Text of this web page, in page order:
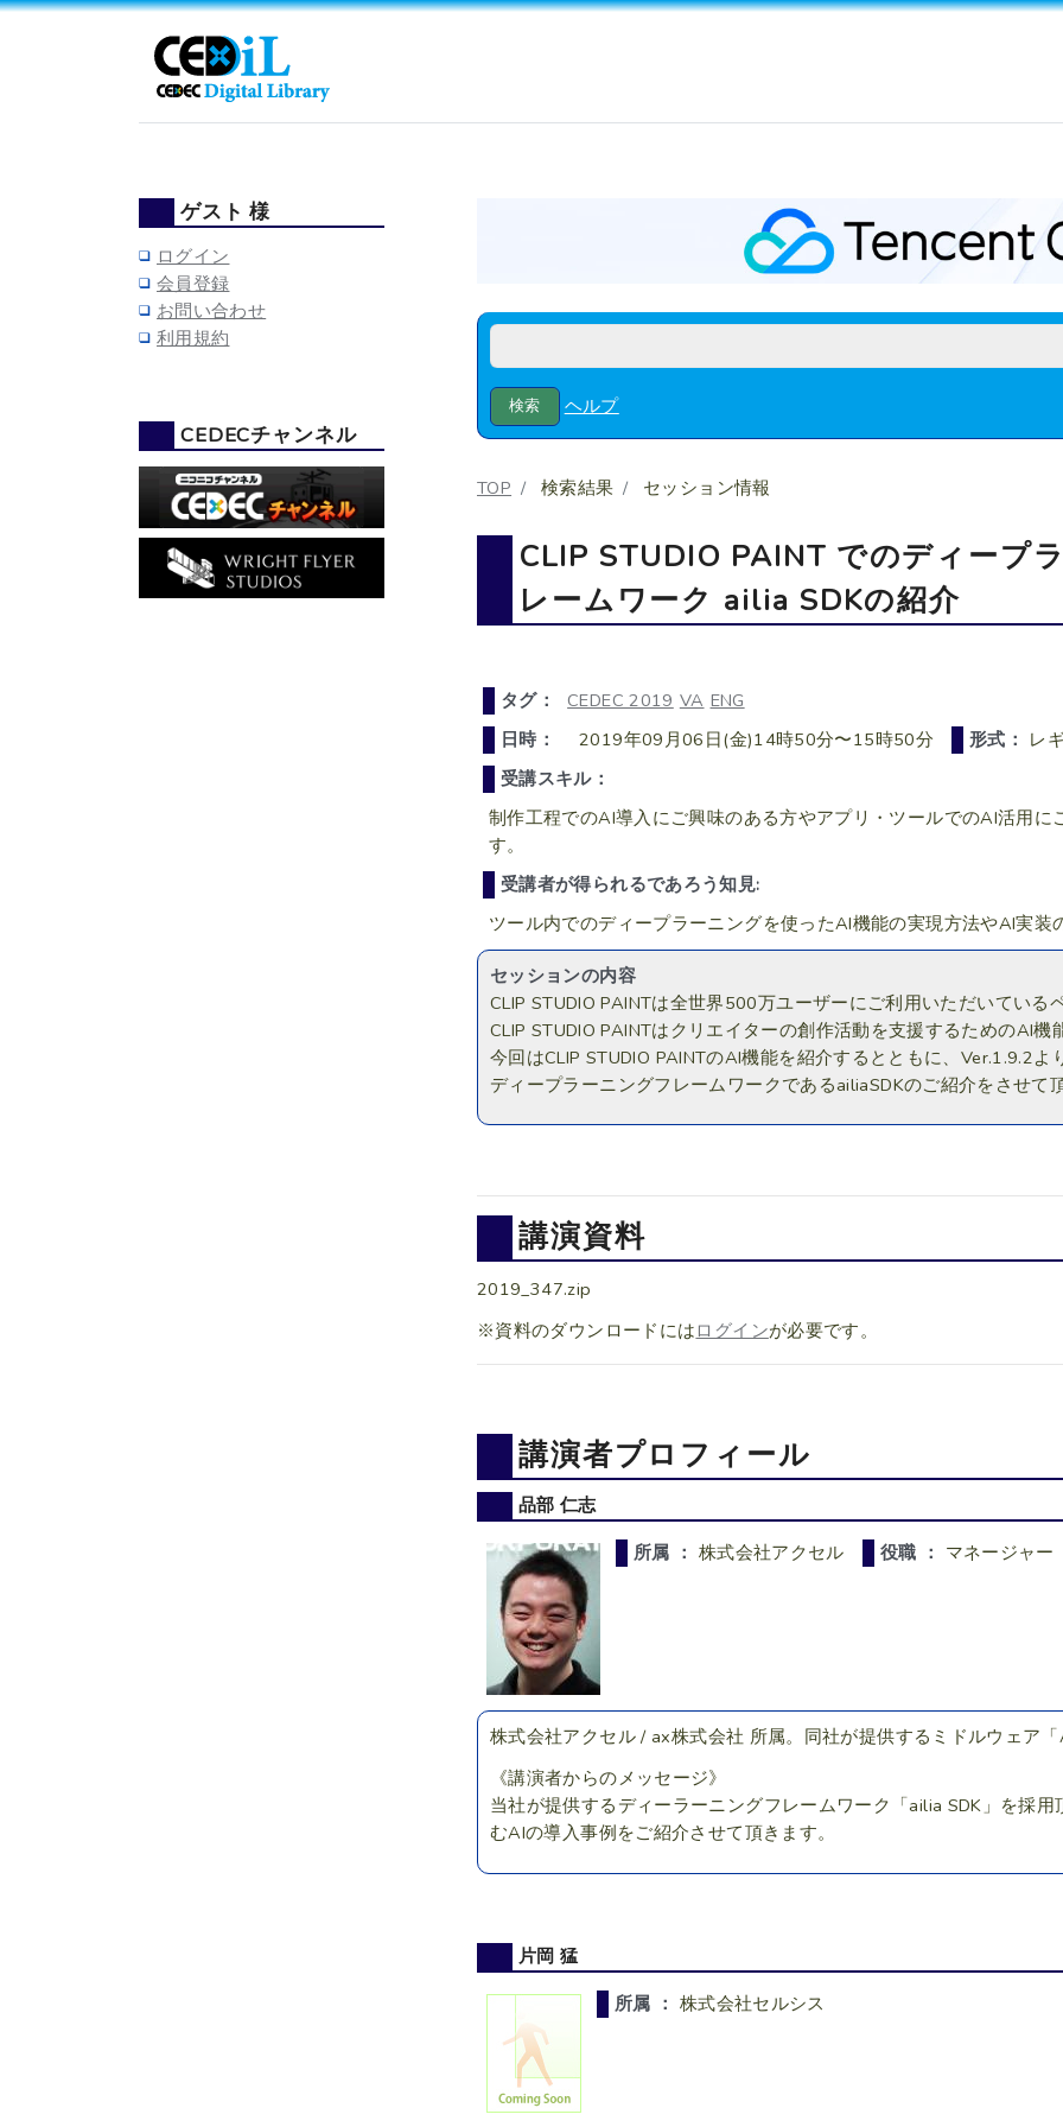
ヘルプ
TOP 検索結果 セッション情報
CLIP STUDIO PAINT でのディープ
レームワーク ailia SDKの紹介
タグ： CEDEC 2019 VA ENG
日時：
2019年09月06日(金)14時50分〜15時50分 形式： レ
受講スキル：
制作工程でのAI導入にご興味のある方やアプリ・ツールでのAI活用に
す。
受講者が得られるであろう知見:
ツール内でのディープラーニングを使ったAI機能の実現方法やAI実装
セッションの内容
CLIP STUDIO PAINTは全世界500万ユーザーにご利用いただいている
CLIP STUDIO PAINTはクリエイターの創作活動を支援するためのAI機
今回はCLIP STUDIO PAINTのAI機能を紹介するとともに、Ver.1.9.2
ディープラーニングフレームワークであるailiaSDKのご紹介をさせて
講演資料
2019_347.zip
※資料のダウンロードには ログインが必要です。
講演者プロフィール
品部 仁志
所属 ： 株式会社アクセル 役職 ： マネージャー
株式会社アクセル / ax株式会社 所属。同社が提供するミドルウェア「
《講演者からのメッセージ》
当社が提供するディーラーニングフレームワーク「ailia SDK」を採
むAIの導入事例をご紹介させて頂きます。
片岡 猛
所属 ： 株式会社セルシス
ゲスト 様
ログイン
会員登録
お問い合わせ
利用規約
CEDECチャンネル